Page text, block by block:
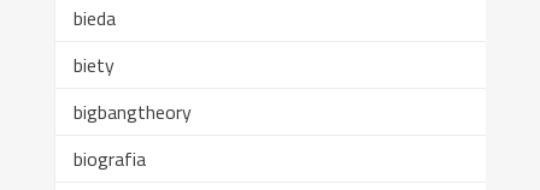
bieda
biety
bigbangtheory
biografia